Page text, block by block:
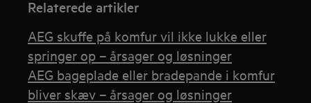
Relaterede artikler
AEG skuffe på komfur vil ikke lukke eller
springer op – årsager og løsninger
AEG bageplade eller bradepande i komfur
bliver skæv – årsager og løsninger